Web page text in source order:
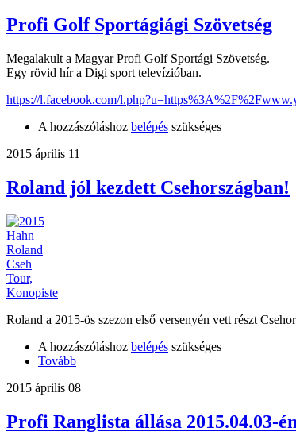
Profi Golf Sportágiági Szövetség
Megalakult a Magyar Profi Golf Sportági Szövetség.
Egy rövid hír a Digi sport televízióban.
https://l.facebook.com/
A hozzászóláshoz belépés szükséges
2015 április 11
Roland jól kezdett Csehországban!
Roland a 2015-ös szezon első versenyén vett részt
A hozzászóláshoz belépés szükséges
Tovább
2015 április 08
Profi Ranglista állása 2015.04.03-én